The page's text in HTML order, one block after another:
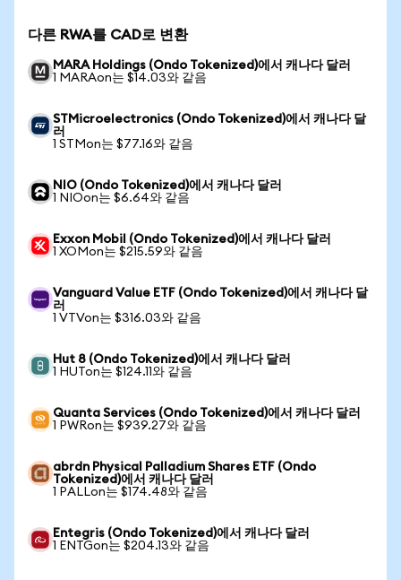
다른 RWA를 CAD로 변환
MARA Holdings (Ondo Tokenized)에서 캐나다 달러
1 MARAon는 $14.03와 같음
STMicroelectronics (Ondo Tokenized)에서 캐나다 달
러
1 STMon는 $77.16와 같음
NIO (Ondo Tokenized)에서 캐나다 달러
1 NIOon는 $6.64와 같음
Exxon Mobil (Ondo Tokenized)에서 캐나다 달러
1 XOMon는 $215.59와 같음
Vanguard Value ETF (Ondo Tokenized)에서 캐나다 달
러
1 VTVon는 $316.03와 같음
Hut 8 (Ondo Tokenized)에서 캐나다 달러
1 HUTon는 $124.11와 같음
Quanta Services (Ondo Tokenized)에서 캐나다 달러
1 PWRon는 $939.27와 같음
abrdn Physical Palladium Shares ETF (Ondo
Tokenized)에서 캐나다 달러
1 PALLon는 $174.48와 같음
Entegris (Ondo Tokenized)에서 캐나다 달러
1 ENTGon는 $204.13와 같음